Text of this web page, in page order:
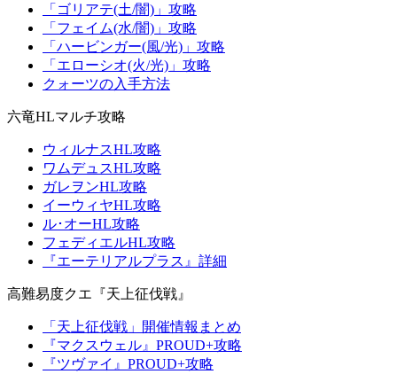
「ゴリアテ(土/闇)」攻略
「フェイム(水/闇)」攻略
「ハービンガー(風/光)」攻略
「エローシオ(火/光)」攻略
クォーツの入手方法
六竜HLマルチ攻略
ウィルナスHL攻略
ワムデュスHL攻略
ガレヲンHL攻略
イーウィヤHL攻略
ル･オーHL攻略
フェディエルHL攻略
『エーテリアルプラス』詳細
高難易度クエ『天上征伐戦』
「天上征伐戦」開催情報まとめ
『マクスウェル』PROUD+攻略
『ツヴァイ』PROUD+攻略